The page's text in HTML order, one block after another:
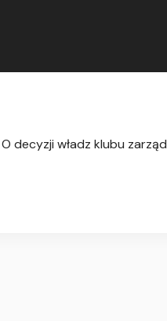
decyzji władz klubu zarząd